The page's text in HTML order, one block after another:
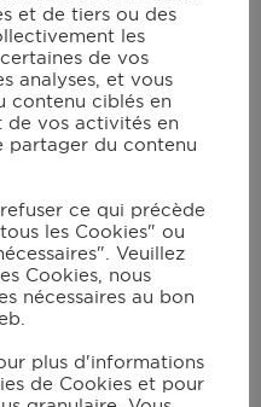
et de tiers ou des
les
de vos
analyses, et vous
contenu ciblés en
vos activités en
partager du contenu
ce qui précède
les Cookies" ou
Veuillez
Cookies, nous
nécessaires au bon
plus d'informations
de Cookies et pour